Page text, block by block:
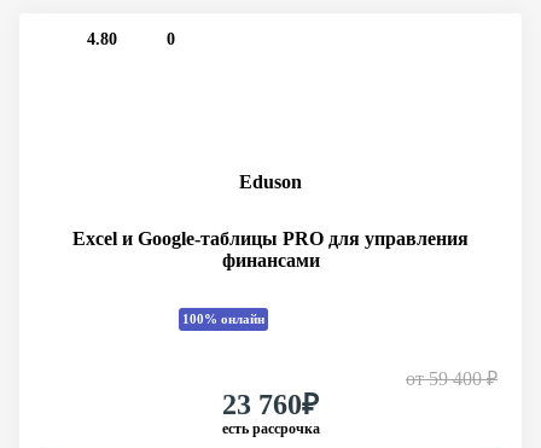
4.80 0
Eduson
Excel и Google-таблицы PRO для управления
финансами
100% онлайн
от59 400 ₽
23 760₽
есть рассрочка